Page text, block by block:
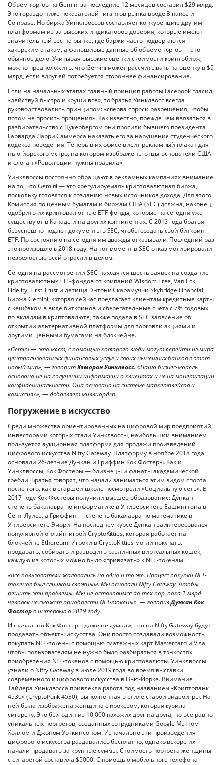
Объем торгов на Gemini за последние 12 месяцев составил $29 млрд.
Это гораздо ниже показателей гигантов рынка вроде Binance и
Coinbase. Но биржа Уинклвоссов составляет конкуренцию другим
платформам из-за высоких индикаторов доверия, которые имеют
значительный вес на рынке, где биржи часто подвергаются
хакерским атакам, а фальшивые данные об объеме торгов — это
обычное дело. Учитывая высокие оценки стоимости криптобирж,
можно предположить, что Gemini может рассчитывать на оценку в $5
млрд, если вдруг ей потребуется стороннее финансирование.
Если на начальных этапах главный принцип работы Facebook гласил:
«действуй быстро и круши все», то братья Уинклвосс всегда
руководствовались принципом: «сперва спроси разрешения, чтобы
потом не просить прощения». Как известно, прежде чем ввязаться в
разбирательство с Цукербергом они просили бывшего президента
Гарварда Ларри Саммерса наказать его за нарушение студенческого
кодекса поведения. Теперь в их офисе висит рекламный плакат для
нью-йорского метро, на котором изображены отцы-основатели США
и слоган «Революции нужны правила».
Уинклвоссы постоянно обращают в рекламных кампаниях внимание
на то, что Gemini — это «регулируемая» криптовалютная биржа,
поскольку готовятся к созданию новых источников дохода. Для этого
Комиссия по ценным бумагам и биржам США (SEC) должна, наконец,
одобрить их криптовалютные ETF-фонды, которые на сегодня уже
существуют в Канаде и на других континентах. С 2013 года братья
безуспешно подают документы в SEC, чтобы создать свой биткоин-
ETF. По состоянию на сегодня им дважды отказывали. Последний раз
это произошло в 2018 году. На тот момент в SEC отказ мотивировали
незрелостью всей отрасли в целом.
Сегодня на рассмотрении SEC находятся шесть заявок на создание
криптовалютных ETF-фондов от компаний Wisdom Tree, Van Eck,
Fidelity, First Trust и детища Энтони Скарамуччи Skybridge Financial.
Биржа Gemini, которая сейчас предлагает клиентам кредитные карты
с кешбэком в виде биткоинов и сберегательные счета с 7% годовых
по вкладам в криптовалюте, также подала в SEC заявление об
открытии альтернативной платформы для торговли акциями и
другими ценными бумагами на блокчейне.
«Gemini — это мост, с помощью которого люди могут перейти из мира
централизованных финансовых услуг и своих нынешних банков в этот
новый мир», — говоритКэмерон Уинклвосс. «Наша бизнес-модель
основана не на получении информации о клиентах и не на монетизации
конфиденциальности. Она основана на системе маркетплейсов и
комиссиях», — добавляет миллиардер.
Погружение в искусство
Среди множества ориентированных на цифровой мир предприятий,
инвесторами которых стали Уинклвоссы, наибольшим вниманием
пользуется аукционная платформа для продажи произведений
цифрового искусства Nifty Gateway. Платформу в ноябре 2018 года
основали 26-летние Дункан и Гриффин Кок Фостеры. Как и
Уинклвоссы, Кок Фостеры — близнецы и фанаты академической
гребли. Братья говорят, что начали заниматься этим видом спорта
после того, как в старшей школе посмотрели «Социальную сеть». В
2017 году Кок Фостеры получили высшее образование: Дункан —
степень бакалавра по информатике в Университете Вашингтона в
Сент-Луисе, а Гриффин — степень бакалавра по математике в
Университете Эмори. На последнем курсе Дункан заинтересовался
популярной онлайн-игрой CryptoKitties, которая работает на
блокчейне Ethereum. Игроки в CryptoKitties могли покупать,
продавать, собирать и разводить различных виртуальных кошек,
каждую из которых можно было «привязать» к NFT-токенам.
«Все пользователи жаловались на одно и то же. Процесс покупки NFT-
токенов был слишком сложным. Мы основали Nifty Gateway, чтобы
решить эти проблемы. Мы не остановимся до тех пор, пока 1 млрд
человек не сможет приобрести NFT-токены», — говорилДункан Кок
Фостерв интервью в 2019 году.
Изначально Кок Фостеры даже не думали, что на Nifty Gateway будут
продавать объекты искусства. Они просто создавали возможность
покупать NFT-токены с помощью платежных карт Mastercard и Visa,
чтобы пользователям не нужно было разбираться в тонкостях
приобретения NFT-токенов с помощью криптовалюты. Уинклвоссы
узнали о Nifty Gateway в июле 2019 года во время выставки
современного и цифрового искусства в Нью-Йорке. Внимание
Тайлера Уинклвосса привлекла работа под названием «Криптопанк
4530» (CryptoPunk 4530), выполненная в стиле старой видеоигры. На
ней была изображена женщина с ирокезом, которая курила
сигарету. Это был один из 10 000 похожих друг на друга, но все равно
уникальных портретов, созданных сотрудниками Google Мэттом
Холлом и Джоном Уоткинсоном. Изначально эти произведения
цифрового искусства раздавались бесплатно, однако вскоре их
начали продавать за крупные суммы. Стоимость портрета женщины
с сигаретой составила $5000. С помощью мобильного телефона